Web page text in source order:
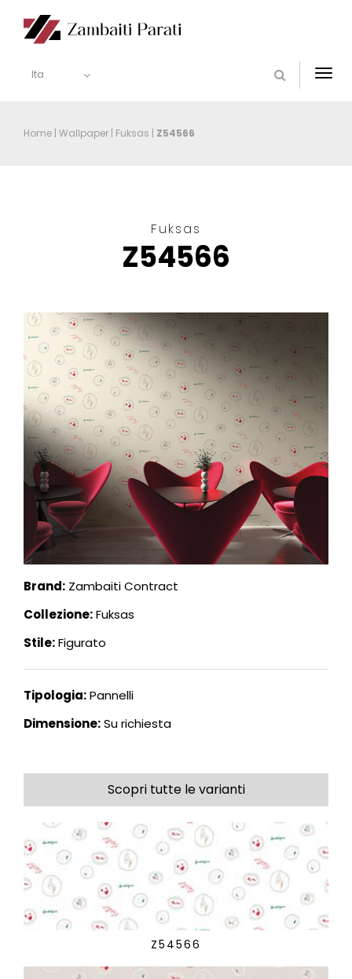
Ita
Home | Wallpaper | Fuksas | Z54566
Fuksas
Z54566
Brand: Zambaiti Contract
Collezione:Fuksas
Stile:Figurato
Tipologia:Pannelli
Dimensione:Su richiesta
Scopri tutte le varianti
Z54566